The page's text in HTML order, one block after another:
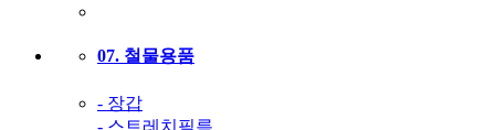
07. 철물용품
- 장갑
- 스트레치필름